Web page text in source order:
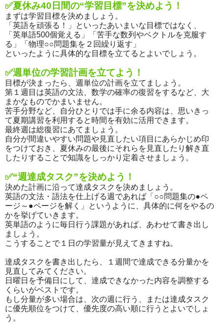
✅夏休み40日間の“学習目標”を決めよう！
まずは学習目標を決めましょう。
「英語を頑張る！」といったあいまいな目標ではなく、
「英単語500個覚える」「苦手な数列やベクトルを克服す
る」「物理○○問題集を２回繰り返す」
といったように具体的な目標を立てるとよいでしょう。
✅週単位の学習計画を立てよう！
目標が決まったら、週単位の計画を立てましょう。
第１週目は英語の文法、数学の確率の復習をするなど、大
まかなものでかまいません。
苦手分野など、自分ひとりでは手に余る内容は、思いきっ
て夏期講習を利用すると時間を有効に活用できます。
最終週は総復習にあてましょう。
自分が間違いやすい問題や見直したい項目にあらかじめ印
をつけておき、夏休みの最後にそれらを見直したり解き直
したりすることで知識をしっかり定着させましょう。
✅“週達成タスク”を決めよう！
決めた計画に沿って達成タスクを決めましょう。
英語の文法・語法を仕上げる週であれば「○○問題集の●ペ
ージ～●ページを解く」というように、具体的に何をやるの
かを挙げていきます。
英単語のように毎日行う課題があれば、あわせて書き出し
ましょう。
こうすることで１日の学習量が見えてきますね。
達成タスクを書き出したら、１週間で達成できる分量かを
見直してみてください。
日曜日を予備日にして、達成できなかった内容を調整する
くらいがベストです。
もし分量が多い場合は、次の週に行う、または達成タスク
に優先順位をつけて、優先度の高い順に行うとよいでしょ
う。